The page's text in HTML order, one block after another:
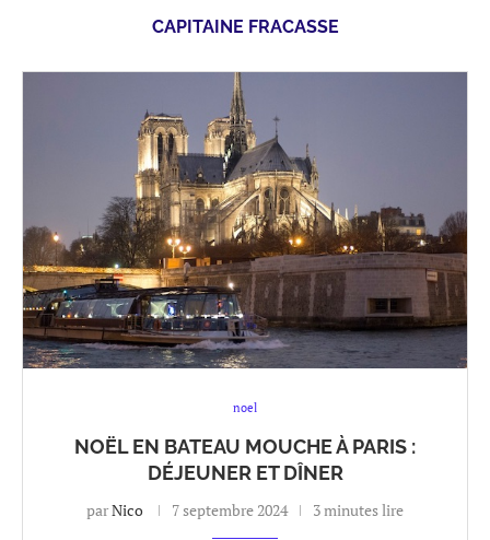
CAPITAINE FRACASSE
noel
NOËL EN BATEAU MOUCHE À PARIS :
DÉJEUNER ET DÎNER
parNico 7 septembre 2024 3 minutes lire